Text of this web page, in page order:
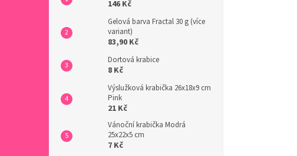
146 Kč
Gelová barva Fractal 30 g (více
variant)
83,90 Kč
Dortová krabice
8 Kč
Výslužková krabička 26x18x9 cm
Pink
21 Kč
Vánoční krabička Modrá
25x22x5 cm
7 Kč